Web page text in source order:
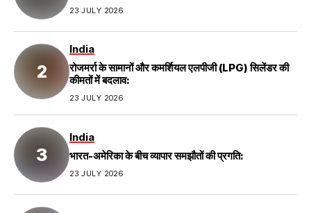
23 JULY 2026
India
रोजमर्रा के सामानों और कमर्शियल एलपीजी (LPG) सिलेंडर की
कीमतों में बदलाव:
23 JULY 2026
India
भारत-अमेरिका के बीच व्यापार समझौतों की प्रगति:
23 JULY 2026